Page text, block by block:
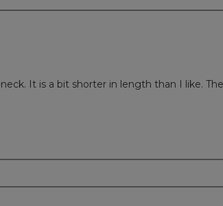
It is a bit shorter in length than I like.